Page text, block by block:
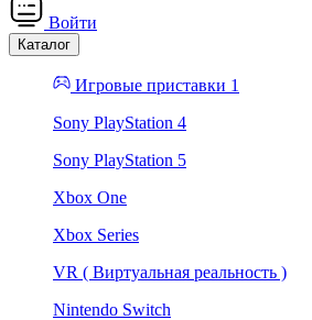
Войти
Каталог
Игровые приставки 1
Sony PlayStation 4
Sony PlayStation 5
Xbox One
Xbox Series
VR ( Виртуальная реальность )
Nintendo Switch